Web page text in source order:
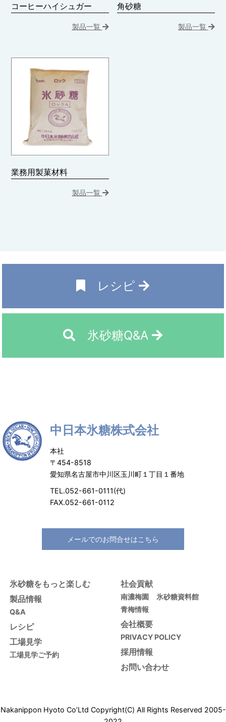
コーヒーハイシュガー
製品一覧
角砂糖
製品一覧
業務用製菓材料
製品一覧
レシピ
氷砂糖Q&A
中日本氷糖株式会社
本社
〒454-8518
愛知県名古屋市中川区玉川町１丁目１番地
TEL.052-661-0111(代)
FAX.052-661-0112
メールでのお問合せはこちら
氷砂糖をもっと楽しむ
製品情報
Q&A
レシピ
工場見学
工場見学ご予約
社会貢献
南濃梅園
氷砂糖資料館
青梅情報
会社概要
PRIVACY POLICY
採用情報
お問い合わせ
Nakanippon Hyoto Co’Ltd Copyright(C) All Rights Reserved 2005-